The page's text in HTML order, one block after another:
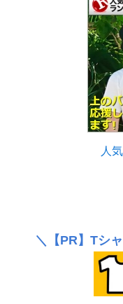
人
＼ 【PR】 Tシ